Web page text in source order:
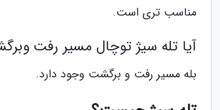
مناسب تری است.
آیا تله سیژ توچال مسیر رفت
بله مسیر رفت و برگشت وجود دارد.